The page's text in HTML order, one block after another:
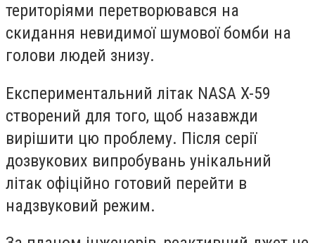
територіями перетворювався на
скидання невидимої шумової бомби на
голови людей знизу.
Експериментальний літак NASA X-59
створений для того, щоб назавжди
вирішити цю проблему. Після серії
дозвукових випробувань унікальний
літак офіційно готовий перейти в
надзвуковий режим.